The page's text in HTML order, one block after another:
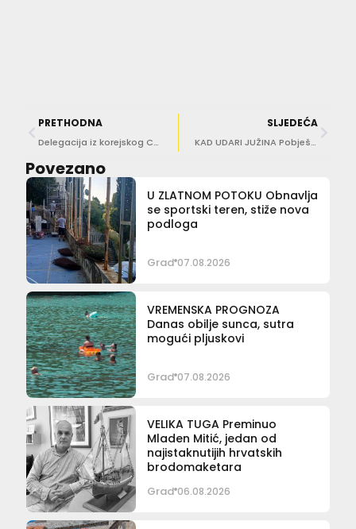
PRETHODNA
Delegacija iz korejskog Cheongjua u Dubrovniku
SLJEDEĆA
KAD UDARI JUŽINA Pobješnjelo more oko Grada
Povezano
U ZLATNOM POTOKU Obnavlja
se sportski teren, stiže nova
podloga
Grad 07.08.2026
VREMENSKA PROGNOZA
Danas obilje sunca, sutra
mogući pljuskovi
Grad 07.08.2026
VELIKA TUGA Preminuo
Mladen Mitić, jedan od
najistaknutijih hrvatskih
brodomaketara
Grad 06.08.2026